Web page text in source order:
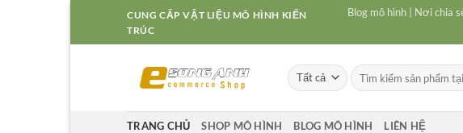
nội
CUNG CẤP VẬT LIỆU MÔ HÌNH KIẾN
TRÚC
Blog mô hình | Nơi chia
Tìm
kiếm:
TRANG CHỦ SHOP MÔ HÌNH BLOG MÔ HÌNH LIÊN HỆ